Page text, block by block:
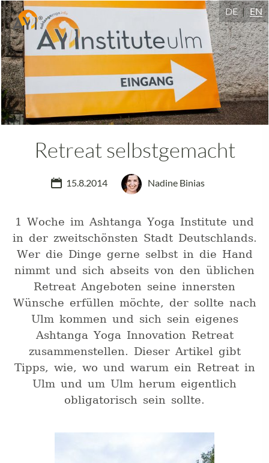
DE EN
Retreat selbstgemacht
15.8.2014 Nadine Binias
1 Woche im Ashtanga Yoga Institute und
in der zweitschönsten Stadt Deutschlands.
Wer die Dinge gerne selbst in die Hand
nimmt und sich abseits von den üblichen
Retreat Angeboten seine innersten
Wünsche erfüllen möchte, der sollte nach
Ulm kommen und sich sein eigenes
Ashtanga Yoga Innovation Retreat
zusammenstellen. Dieser Artikel gibt
Tipps, wie, wo und warum ein Retreat in
Ulm und um Ulm herum eigentlich
obligatorisch sein sollte.